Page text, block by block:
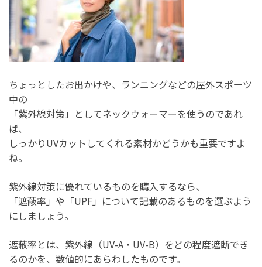
ちょっとしたお出かけや、ランニングなどの屋外スポーツ
中の
「紫外線対策」としてネックウォーマーを使うのであれ
ば、
しっかりUVカットしてくれる素材かどうかも重要ですよ
ね。
紫外線対策に優れているものを購入するなら、
「遮蔽率」や「UPF」について記載のあるものを選ぶよう
にしましょう。
遮蔽率とは、紫外線（UV-A・UV-B）をどの程度遮断でき
るのかを、数値的にあらわしたものです。